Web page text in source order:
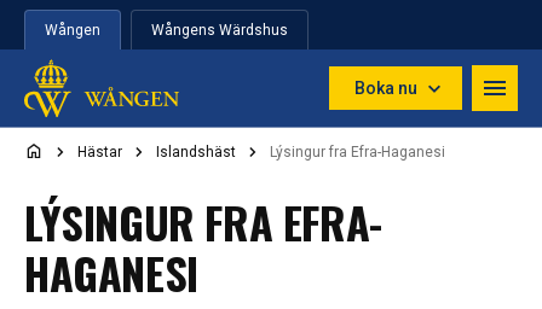
Hoppa till innehåll
Wången Wångens Wärdshus
Boka nu
Hästar Islandshäst Lýsingur fra Efra-Haganesi
LÝSINGUR FRA EFRA-
HAGANESI